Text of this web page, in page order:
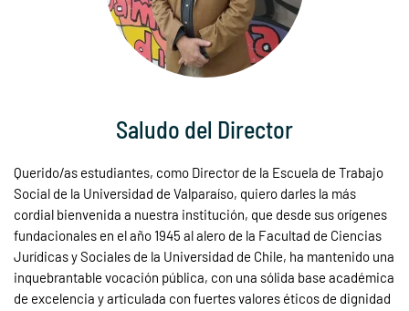
Saludo del Director
Querido/as estudiantes, como Director de la Escuela de Trabajo
Social de la Universidad de Valparaíso, quiero darles la más
cordial bienvenida a nuestra institución, que desde sus orígenes
fundacionales en el año 1945 al alero de la Facultad de Ciencias
Jurídicas y Sociales de la Universidad de Chile, ha mantenido una
inquebrantable vocación pública, con una sólida base académica
de excelencia y articulada con fuertes valores éticos de dignidad